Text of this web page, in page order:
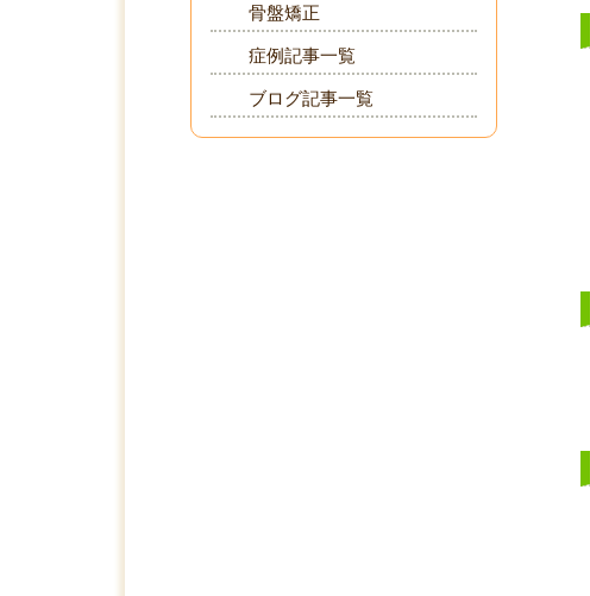
骨盤矯正
症例記事一覧
ブログ記事一覧